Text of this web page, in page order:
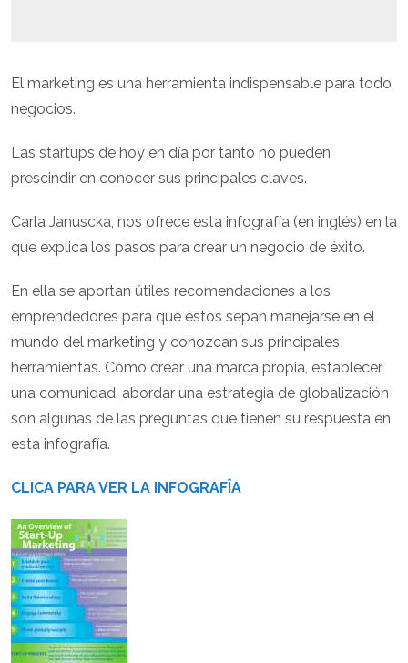
El marketing es una herramienta indispensable para todo
negocios.
Las startups de hoy en día por tanto no pueden
prescindir en conocer sus principales claves.
Carla Januscka, nos ofrece esta infografía (en inglés) en la
que explica los pasos para crear un negocio de éxito.
En ella se aportan útiles recomendaciones a los
emprendedores para que éstos sepan manejarse en el
mundo del marketing y conozcan sus principales
herramientas. Cómo crear una marca propia, establecer
una comunidad, abordar una estrategia de globalización
son algunas de las preguntas que tienen su respuesta en
esta infografía.
CLICA PARA VER LA INFOGRAFÎA